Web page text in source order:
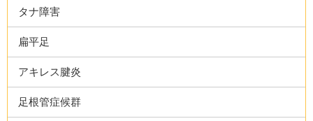
タナ障害
扁平足
アキレス腱炎
足根管症候群